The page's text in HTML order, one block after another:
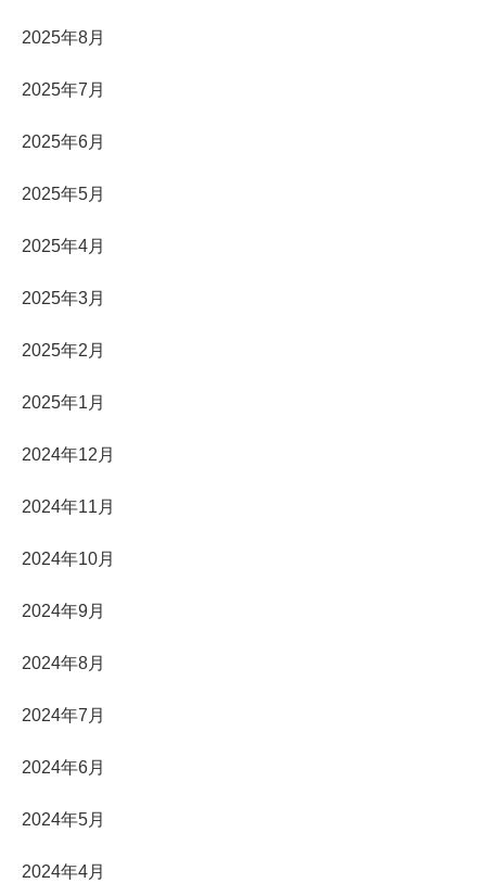
2025年8月
2025年7月
2025年6月
2025年5月
2025年4月
2025年3月
2025年2月
2025年1月
2024年12月
2024年11月
2024年10月
2024年9月
2024年8月
2024年7月
2024年6月
2024年5月
2024年4月